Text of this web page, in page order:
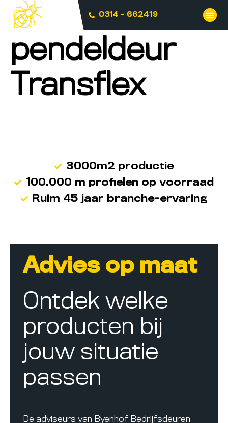
0314 - 662419
pendeldeur
Transflex
3000m2 productie
100.000 m profielen op voorraad
Ruim 45 jaar branche-ervaring
Advies op maat
Ontdek welke
producten bij
jouw situatie
passen
De adviseurs van Byenhof Bedrijfsdeuren